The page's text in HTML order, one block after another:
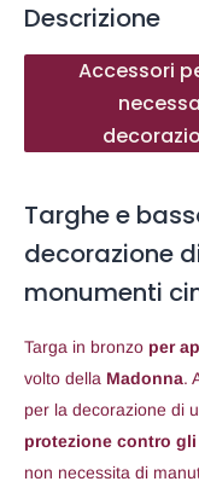
Descrizione
Accessori
Targhe e
decorazione
monumenti
Targa in bronzo per
volto della Madonna.
per la decorazione di
protezione contro
non necessita di